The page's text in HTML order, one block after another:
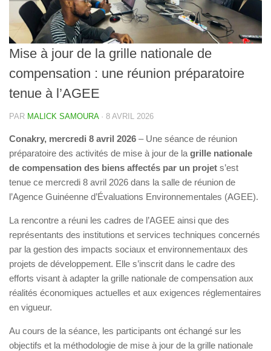
Mise à jour de la grille nationale de
compensation : une réunion préparatoire
tenue à l’AGEE
PAR MALICK SAMOURA · 8 AVRIL 2026
Conakry, mercredi 8 avril 2026 – Une séance de réunion
préparatoire des activités de mise à jour de la grille nationale
de compensation des biens affectés par un projet s’est
tenue ce mercredi 8 avril 2026 dans la salle de réunion de
l’Agence Guinéenne d’Évaluations Environnementales (AGEE).
La rencontre a réuni les cadres de l’AGEE ainsi que des
représentants des institutions et services techniques concernés
par la gestion des impacts sociaux et environnementaux des
projets de développement. Elle s’inscrit dans le cadre des
efforts visant à adapter la grille nationale de compensation aux
réalités économiques actuelles et aux exigences réglementaires
en vigueur.
Au cours de la séance, les participants ont échangé sur les
objectifs et la méthodologie de mise à jour de la grille nationale